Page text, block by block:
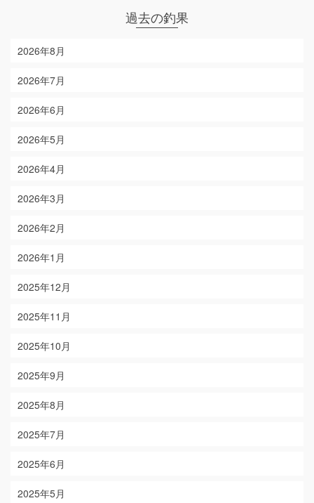
過去の釣果
2026年8月
2026年7月
2026年6月
2026年5月
2026年4月
2026年3月
2026年2月
2026年1月
2025年12月
2025年11月
2025年10月
2025年9月
2025年8月
2025年7月
2025年6月
2025年5月